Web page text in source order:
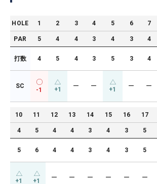
HOLE 1 2 3 4 5 6 7
PAR 5 4 4 3 4 3 4
打数 4 5 4 3 5 3 4
SC
-1 +1 ー ー +1 ー ー
10 11 12 13 14 15 16 17
4 5 4 4 3 4 3 5
5 6 4 4 3 4 3 5
+1 +1 ー ー ー ー ー ー